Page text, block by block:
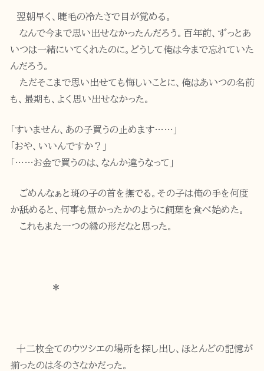
翌朝早く、睫毛の冷たさで目が覚める。
なんで今まで思い出せなかったんだろう。百年前、ずっとあ
いつは一緒にいてくれたのに。どうして俺は今まで忘れていた
んだろう。
ただそこまで思い出せても悔しいことに、俺はあいつの名前
も、最期も、よく思い出せなかった。
「すいません、あの子買うの止めます……」
「おや、いいんですか？」
「……お金で買うのは、なんか違うなって」
ごめんなぁと斑の子の首を撫でる。その子は俺の手を何度
か舐めると、何事も無かったかのように飼葉を食べ始めた。
これもまた一つの縁の形だなと思った。
＊
十二枚全てのウツシエの場所を探し出し、ほとんどの記憶が
揃ったのは冬のさなかだった。